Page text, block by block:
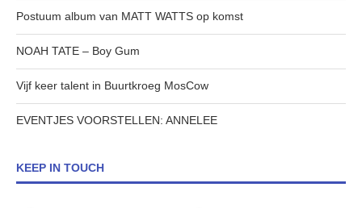
Postuum album van MATT WATTS op komst
NOAH TATE – Boy Gum
Vijf keer talent in Buurtkroeg MosCow
EVENTJES VOORSTELLEN: ANNELEE
KEEP IN TOUCH